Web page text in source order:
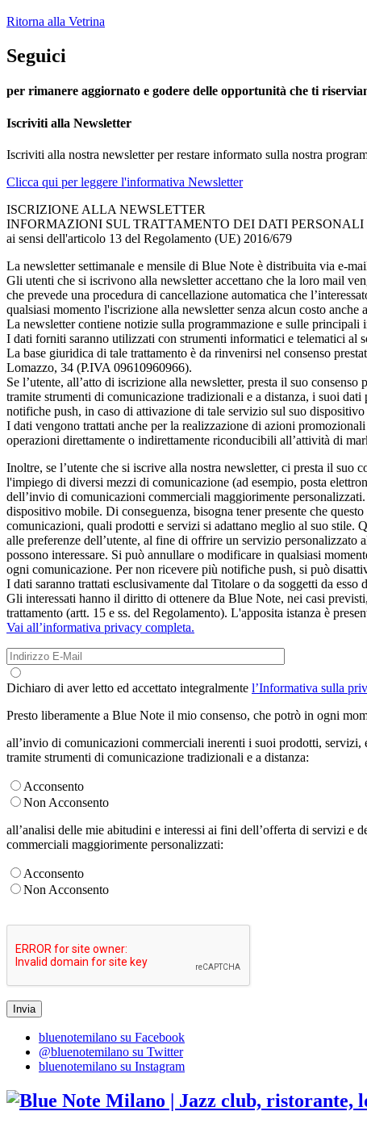
Ritorna alla Vetrina
Seguici
per rimanere aggiornato e godere delle opportunità che ti
Iscriviti alla Newsletter
Iscriviti alla nostra newsletter per restare informato sulla nostra
Clicca qui per leggere l'informativa Newsletter
ISCRIZIONE ALLA NEWSLETTER
INFORMAZIONI SUL TRATTAMENTO DEI DATI PERSONALI
ai sensi dell'articolo 13 del Regolamento (UE) 2016/679
La newsletter settimanale e mensile di Blue Note è distribuita via e-
Gli utenti che si iscrivono alla newsletter accettano che la loro mail
che prevede una procedura di cancellazione automatica che
qualsiasi momento l'iscrizione alla newsletter senza alcun costo
La newsletter contiene notizie sulla programmazione e sulle
I dati forniti saranno utilizzati con strumenti informatici e telematici al
La base giuridica di tale trattamento è da rinvenirsi nel consenso
Lomazzo, 34 (P.IVA 09610960966).
Se l’utente, all’atto di iscrizione alla newsletter, presta il suo
tramite strumenti di comunicazione tradizionali e a distanza, i suoi
notifiche push, in caso di attivazione di tale servizio sul suo
I dati vengono trattati anche per la realizzazione di azioni
operazioni direttamente o indirettamente riconducibili all’attività di
Inoltre, se l’utente che si iscrive alla nostra newsletter, ci presta il
l'impiego di diversi mezzi di comunicazione (ad esempio, posta
dell’invio di comunicazioni commerciali maggiorimente
dispositivo mobile. Di conseguenza, bisogna tener presente che
comunicazioni, quali prodotti e servizi si adattano meglio al suo stile.
alle preferenze dell’utente, al fine di offrire un servizio
possono interessare. Si può annullare o modificare in qualsiasi
ogni comunicazione. Per non ricevere più notifiche push, si può
I dati saranno trattati esclusivamente dal Titolare o da soggetti da
Gli interessati hanno il diritto di ottenere da Blue Note, nei casi
trattamento (artt. 15 e ss. del Regolamento). L'apposita istanza è
Vai all’informativa privacy completa.
Dichiaro di aver letto ed accettato integralmente l’Informativa sulla
Presto liberamente a Blue Note il mio consenso, che potrò in ogni
all’invio di comunicazioni commerciali inerenti i suoi prodotti, servizi,
tramite strumenti di comunicazione tradizionali e a distanza:
Acconsento
Non Acconsento
all’analisi delle mie abitudini e interessi ai fini dell’offerta di servizi e
commerciali maggiorimente personalizzati:
Acconsento
Non Acconsento
bluenotemilano su Facebook
@bluenotemilano su Twitter
bluenotemilano su Instagram